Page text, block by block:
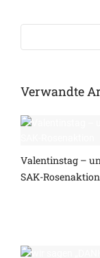
Verwandte
Valentinstag –
SAK-Rosenaktion